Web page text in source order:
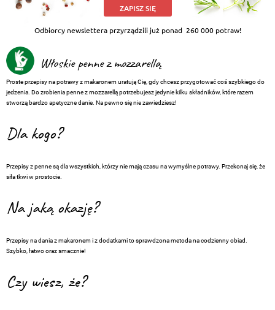
ZAPISZ SIĘ
Odbiorcy newslettera przyrządzili już ponad 260 000 potraw!
Włoskie penne z mozzarellą
Proste przepisy na potrawy z makaronem uratują Cię, gdy chcesz przygotować coś szybkiego do
jedzenia. Do zrobienia penne z mozzarellą potrzebujesz jedynie kilku składników, które razem
stworzą bardzo apetyczne danie. Na pewno się nie zawiedziesz!
Dla kogo?
Przepisy z penne są dla wszystkich, którzy nie mają czasu na wymyślne potrawy. Przekonaj się, że
siła tkwi w prostocie.
Na jaką okazję?
Przepisy na dania z makaronem i z dodatkami to sprawdzona metoda na codzienny obiad.
Szybko, łatwo oraz smacznie!
Czy wiesz, że?